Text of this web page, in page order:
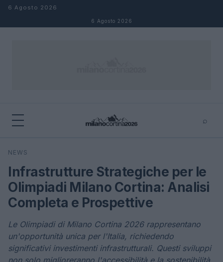
Salta al contenuto
6 Agosto 2026
6 Agosto 2026
⌕
Cerca
NEWS
Infrastrutture Strategiche per le
Olimpiadi Milano Cortina: Analisi
Completa e Prospettive
Le Olimpiadi di Milano Cortina 2026 rappresentano
un'opportunità unica per l'Italia, richiedendo
significativi investimenti infrastrutturali. Questi sviluppi
non solo miglioreranno l'accessibilità e la sostenibilità